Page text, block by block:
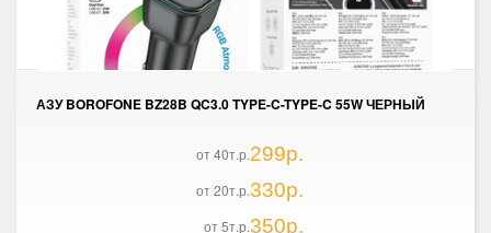
АЗУ BOROFONE BZ28B QC3.0 TYPE-C-TYPE-C 55W ЧЕРНЫЙ
от 40т.р.299р.
от 20т.р.330р.
от 5т.р.350р.